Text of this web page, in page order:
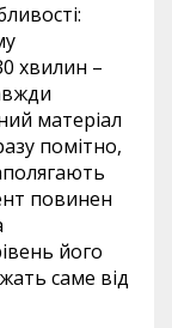
хвилин –
матеріал
помітно,
повинен
його
саме від